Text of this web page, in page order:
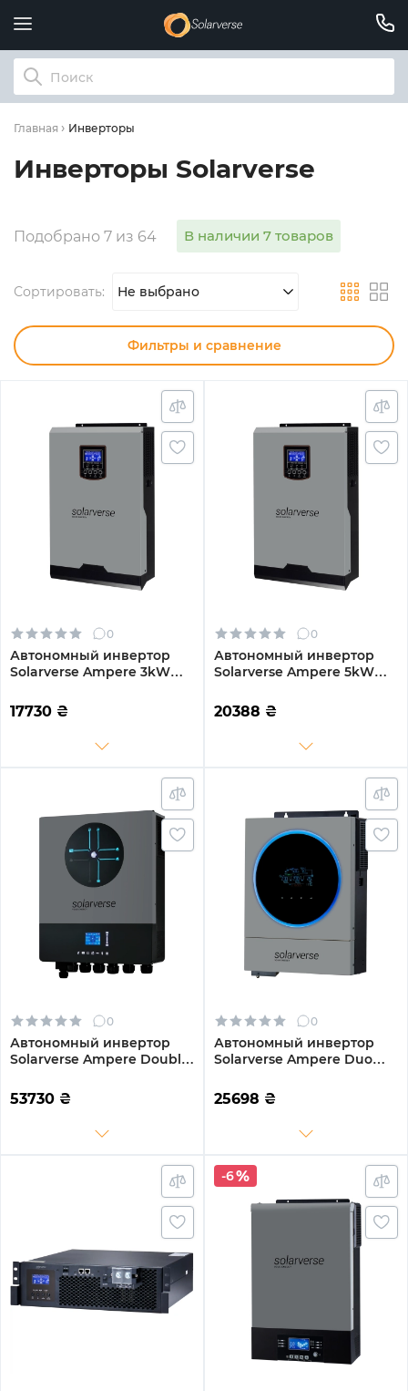
Главная Инверторы
Инверторы Solarverse
Подобрано 7 из 64 В наличии 7 товаров
Сортировать: Не выбрано
Фильтры и сравнение
0
Автономный инвертор
Solarverse Ampere 3kW
Однофазный (SV3024A)
17730 ₴
0
Автономный инвертор
Solarverse Ampere 5kW
Однофазный (SV5048A)
20388 ₴
0
Автономный инвертор
Solarverse Ampere Double
Однофазный (SV8048AD)
53730 ₴
0
Автономный инвертор
Solarverse Ampere Duo
Однофазный (SV6048AD)
25698 ₴
-6